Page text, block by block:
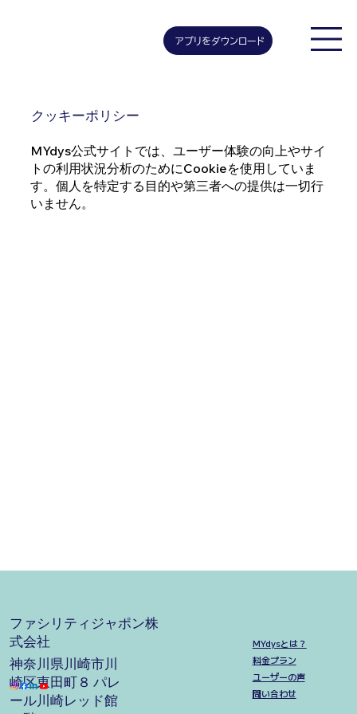
アプリをダウンロード
クッキーポリシー
MYdys公式サイトでは、ユーザー体験の向上やサイ
トの利用状況分析のためにCookieを使用していま
す。個人を特定する目的や第三者への提供は一切行
いません。
​ファシリティジャポン株
式会社
神奈川県川崎市川
崎区東田町８ パレ
ール川崎レッド館
MYdysとは？
料金プラン
ユーザーの声
問い合わせ